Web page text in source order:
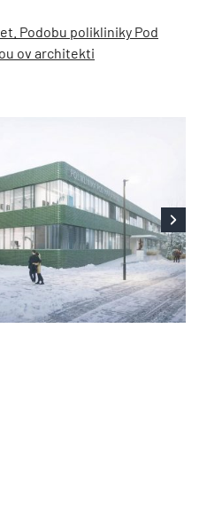
Podobu polikliniky Pod
ov architekti